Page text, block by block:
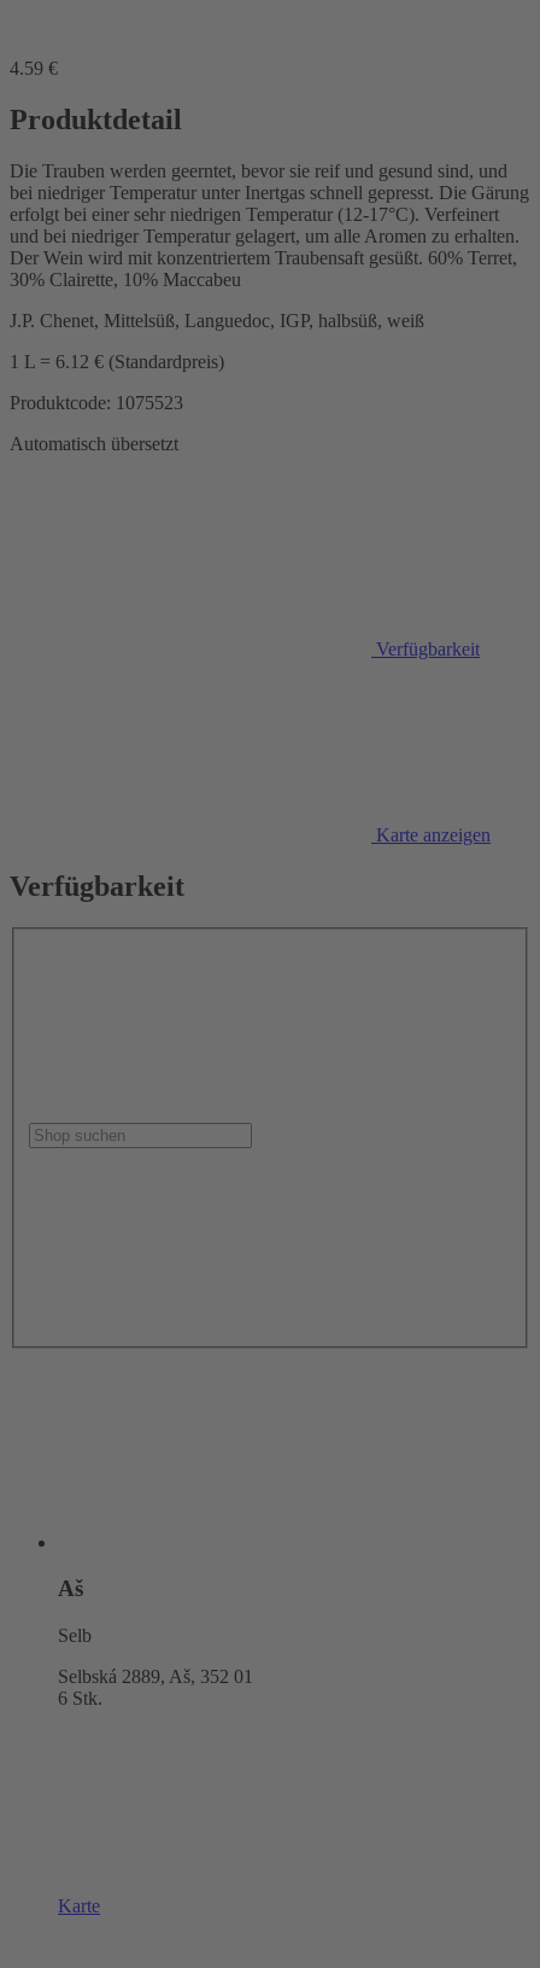
4.59 €
Produktdetail
Die Trauben werden geerntet, bevor sie reif und gesund sind, und
bei niedriger Temperatur unter Inertgas schnell gepresst. Die Gärung
erfolgt bei einer sehr niedrigen Temperatur (12-17°C). Verfeinert
und bei niedriger Temperatur gelagert, um alle Aromen zu erhalten.
Der Wein wird mit konzentriertem Traubensaft gesüßt. 60% Terret,
30% Clairette, 10% Maccabeu
J.P. Chenet, Mittelsüß, Languedoc, IGP, halbsüß, weiß
1 L = 6.12 € (Standardpreis)
Produktcode: 1075523
Automatisch übersetzt
Verfügbarkeit
Karte anzeigen
Verfügbarkeit
Aš
Selb
Selbská 2889, Aš, 352 01
6 Stk.
Karte